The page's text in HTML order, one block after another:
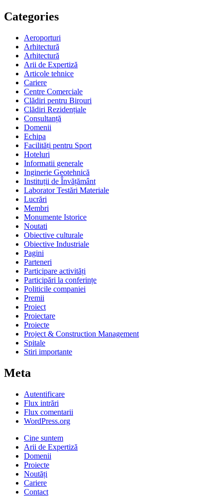
Categories
Aeroporturi
Arhitectură
Arhitectură
Arii de Expertiză
Articole tehnice
Cariere
Centre Comerciale
Clădiri pentru Birouri
Clădiri Rezidențiale
Consultanță
Domenii
Echipa
Facilități pentru Sport
Hoteluri
Informatii generale
Inginerie Geotehnică
Instituții de Învățământ
Laborator Testări Materiale
Lucrări
Membri
Monumente Istorice
Noutati
Obiective culturale
Obiective Industriale
Pagini
Parteneri
Participare activități
Participări la conferințe
Politicile companiei
Premii
Proiect
Proiectare
Proiecte
Project & Construction Management
Spitale
Stiri importante
Meta
Autentificare
Flux intrări
Flux comentarii
WordPress.org
Cine suntem
Arii de Expertiză
Domenii
Proiecte
Noutăți
Cariere
Contact